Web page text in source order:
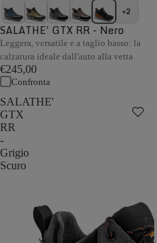
+2
SALATHE' GTX RR - Nero
Leggera, versatile e a taglio basso: la
calzatura ideale dall'auto alla vetta
€245,00
Confronta
SALATHE'
GTX
RR
-
Grigio
Scuro